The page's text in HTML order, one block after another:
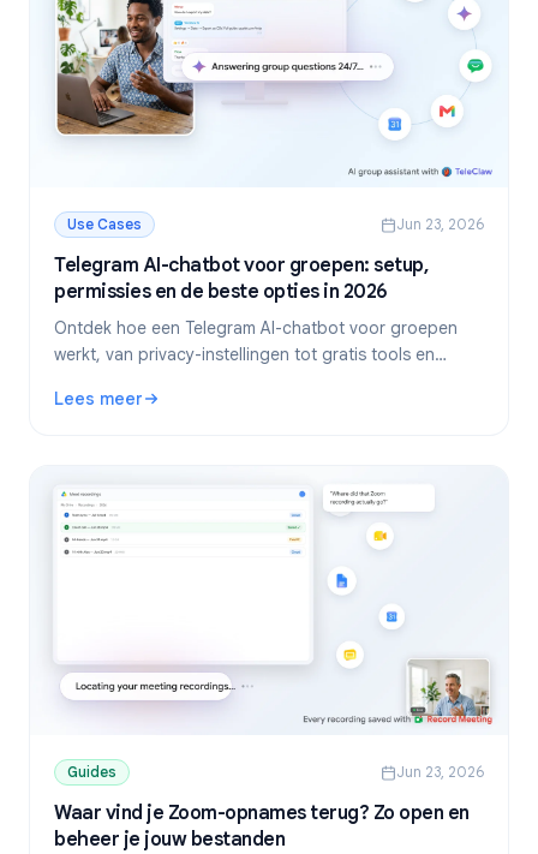
Use Cases Jun 23, 2026
Telegram AI-chatbot voor groepen: setup,
permissies en de beste opties in 2026
Ontdek hoe een Telegram AI-chatbot voor groepen
werkt, van privacy-instellingen tot gratis tools en
aanbevelingen voor jouw community.
Lees meer
: Telegram AI-chatbot voor groepen: setup, permissies
Guides Jun 23, 2026
Waar vind je Zoom-opnames terug? Zo open en
beheer je jouw bestanden